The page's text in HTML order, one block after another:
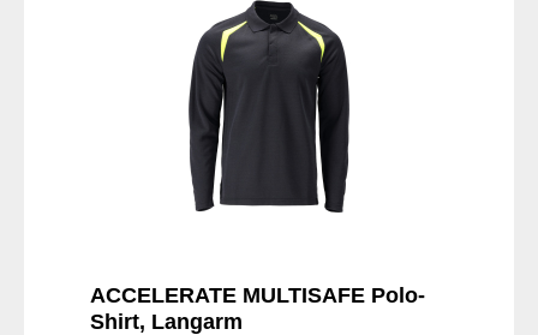
ACCELERATE MULTISAFE Polo-
Shirt, Langarm